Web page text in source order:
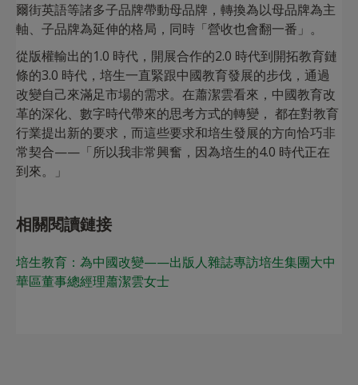
爾街英語等諸多子品牌帶動母品牌，轉換為以母品牌為主
軸、子品牌為延伸的格局，同時「營收也會翻一番」。
從版權輸出的1.0 時代，開展合作的2.0 時代到開拓教育鏈
條的3.0 時代，培生一直緊跟中國教育發展的步伐，通過
改變自己來滿足市場的需求。在蕭潔雲看來，中國教育改
革的深化、數字時代帶來的思考方式的轉變， 都在對教育
行業提出新的要求，而這些要求和培生發展的方向恰巧非
常契合——「所以我非常興奮，因為培生的4.0 時代正在
到來。」
相關閱讀鏈接
培生教育：為中國改變——出版人雜誌專訪培生集團大中
華區董事總經理蕭潔雲女士